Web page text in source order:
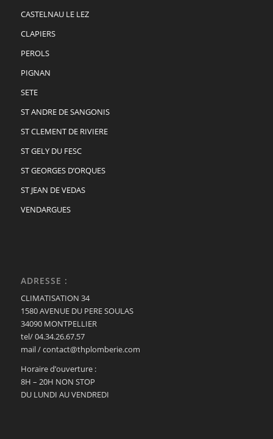
CASTELNAU LE LEZ
CLAPIERS
PEROLS
PIGNAN
SETE
ST ANDRE DE SANGONIS
ST CLEMENT DE RIVIERE
ST GELY DU FESC
ST GEORGES D’ORQUES
ST JEAN DE VEDAS
VENDARGUES
ADRESSE :
CLIMATISATION 34
1580 AVENUE DU PERE SOULAS
34090 MONTPELLIER
tel/ 04.34.26.67.57
mail / contact@thplomberie.com
Horaire d’ouverture :
8H – 20H NON STOP
DU LUNDI AU VENDREDI